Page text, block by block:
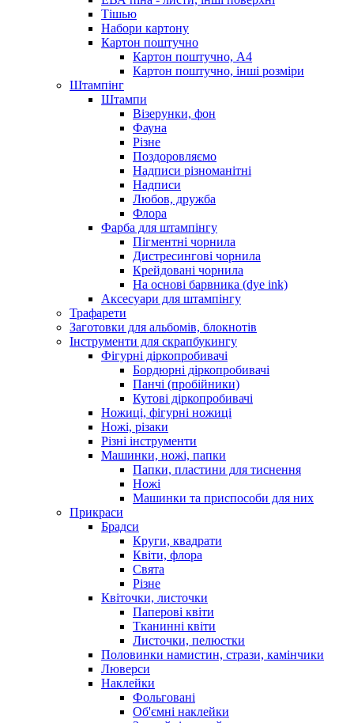
Тішью
Набори картону
Картон поштучно
Картон поштучно, А4
Картон поштучно, інші розміри
Штампінг
Штампи
Візерунки, фон
Фауна
Різне
Поздоровляємо
Надписи різноманітні
Надписи
Любов, дружба
Флора
Фарба для штампінгу
Пігментні чорнила
Дистресингові чорнила
Крейдовані чорнила
На основі барвника (dye ink)
Аксесуари для штампінгу
Трафарети
Заготовки для альбомів, блокнотів
Інструменти для скрапбукингу
Фігурні діркопробивачі
Бордюрні діркопробивачі
Панчі (пробійники)
Кутові діркопробивачі
Ножиці, фігурні ножиці
Ножі, різаки
Різні інструменти
Машинки, ножі, папки
Папки, пластини для тиснення
Ножі
Машинки та приспособи для них
Прикраси
Брадси
Круги, квадрати
Квіти, флора
Свята
Різне
Квіточки, листочки
Паперові квіти
Тканинні квіти
Листочки, пелюстки
Половинки намистин, стрази, камінчики
Люверси
Наклейки
Фольговані
Об'ємні наклейки